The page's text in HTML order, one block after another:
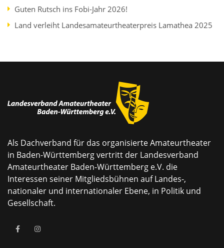
Guten Rutsch ins Fobi-Jahr 2026!
Land verleiht Landesamateurtheaterpreis Lamathea 2025
Als Dachverband für das organisierte Amateurtheater
in Baden-Württemberg vertritt der Landesverband
Amateurtheater Baden-Württemberg e.V. die
Interessen seiner Mitgliedsbühnen auf Landes-,
nationaler und internationaler Ebene, in Politik und
Gesellschaft.